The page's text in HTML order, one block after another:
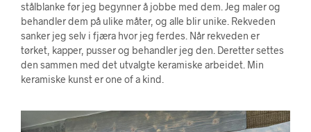
stålblanke før jeg begynner å jobbe med dem. Jeg maler og
behandler dem på ulike måter, og alle blir unike. Rekveden
sanker jeg selv i fjæra hvor jeg ferdes. Når rekveden er
tørket, kapper, pusser og behandler jeg den. Deretter settes
den sammen med det utvalgte keramiske arbeidet. Min
keramiske kunst er one of a kind.